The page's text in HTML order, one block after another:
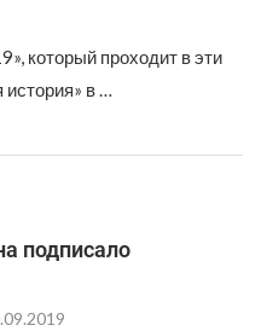
который проходит в эти
в …
подписало